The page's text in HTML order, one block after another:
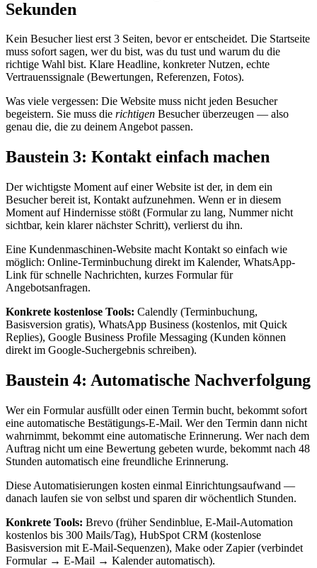
Sekunden
Kein Besucher liest erst 3 Seiten, bevor er entscheidet. Die Startseite
muss sofort sagen, wer du bist, was du tust und warum du die
richtige Wahl bist. Klare Headline, konkreter Nutzen, echte
Vertrauenssignale (Bewertungen, Referenzen, Fotos).
Was viele vergessen: Die Website muss nicht jeden Besucher
begeistern. Sie muss die richtigen Besucher überzeugen — also
genau die, die zu deinem Angebot passen.
Baustein 3: Kontakt einfach machen
Der wichtigste Moment auf einer Website ist der, in dem ein
Besucher bereit ist, Kontakt aufzunehmen. Wenn er in diesem
Moment auf Hindernisse stößt (Formular zu lang, Nummer nicht
sichtbar, kein klarer nächster Schritt), verlierst du ihn.
Eine Kundenmaschinen-Website macht Kontakt so einfach wie
möglich: Online-Terminbuchung direkt im Kalender, WhatsApp-
Link für schnelle Nachrichten, kurzes Formular für
Angebotsanfragen.
Konkrete kostenlose Tools: Calendly (Terminbuchung,
Basisversion gratis), WhatsApp Business (kostenlos, mit Quick
Replies), Google Business Profile Messaging (Kunden können
direkt im Google-Suchergebnis schreiben).
Baustein 4: Automatische Nachverfolgung
Wer ein Formular ausfüllt oder einen Termin bucht, bekommt sofort
eine automatische Bestätigungs-E-Mail. Wer den Termin dann nicht
wahrnimmt, bekommt eine automatische Erinnerung. Wer nach dem
Auftrag nicht um eine Bewertung gebeten wurde, bekommt nach 48
Stunden automatisch eine freundliche Erinnerung.
Diese Automatisierungen kosten einmal Einrichtungsaufwand —
danach laufen sie von selbst und sparen dir wöchentlich Stunden.
Konkrete Tools: Brevo (früher Sendinblue, E-Mail-Automation
kostenlos bis 300 Mails/Tag), HubSpot CRM (kostenlose
Basisversion mit E-Mail-Sequenzen), Make oder Zapier (verbindet
Formular → E-Mail → Kalender automatisch).